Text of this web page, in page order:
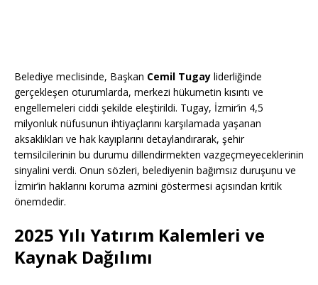
Belediye meclisinde, Başkan Cemil Tugay liderliğinde
gerçekleşen oturumlarda, merkezi hükumetin kısıntı ve
engellemeleri ciddi şekilde eleştirildi. Tugay, İzmir’in 4,5
milyonluk nüfusunun ihtiyaçlarını karşılamada yaşanan
aksaklıkları ve hak kayıplarını detaylandırarak, şehir
temsilcilerinin bu durumu dillendirmekten vazgeçmeyeceklerinin
sinyalini verdi. Onun sözleri, belediyenin bağımsız duruşunu ve
İzmir’in haklarını koruma azmini göstermesi açısından kritik
önemdedir.
2025 Yılı Yatırım Kalemleri ve
Kaynak Dağılımı